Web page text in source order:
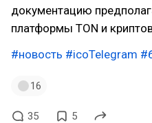
документацию
платформы TON и
#новость #icoTelegram
16
35 5